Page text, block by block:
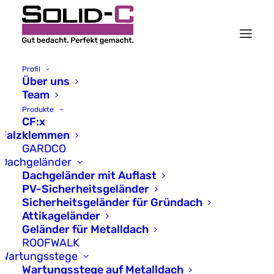
Profil
Über uns
Team
Produkte
CF:x
Falzklemmen
GARDCO
Dachgeländer
Dachgeländer mit Auflast
PV-Sicherheitsgeländer
Sicherheitsgeländer für Gründach
Attikageländer
Geländer für Metalldach
ROOFWALK
Wartungsstege
Wartungsstege auf Metalldach
Neu: ROOFSTEP -
Treppe für steile
Metalldächer
28. Januar 2026
Neue Wege auf steilen
Metalldächern zwischen 20°
und 45° mit beidseitigem